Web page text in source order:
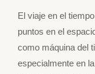
El viaje en el
puntos en el
como máquina del
especialmente en